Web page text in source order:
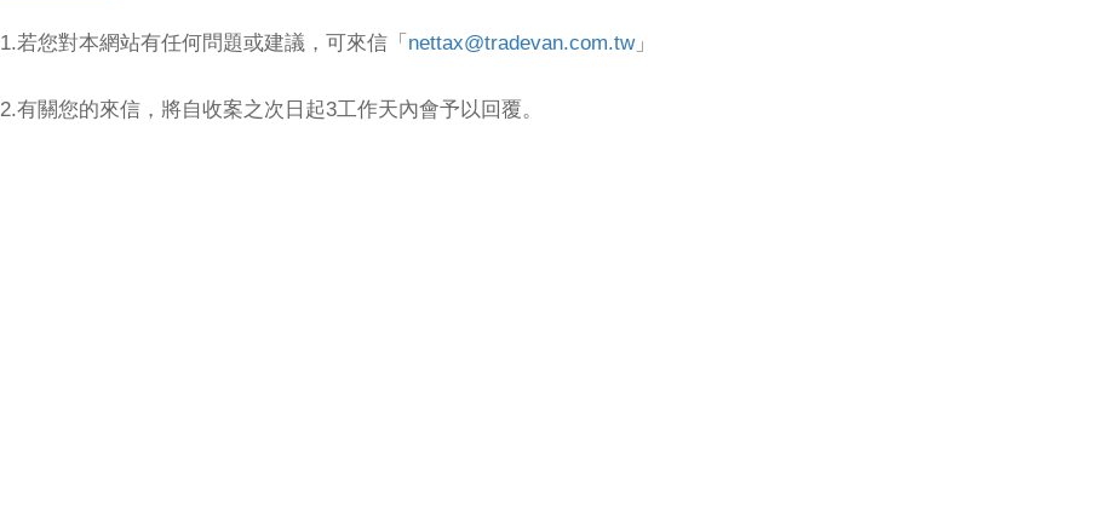
1.若您對本網站有任何問題或建議，可來信「 nettax@tradevan.com.tw」
2.有關您的來信，將自收案之次日起3工作天內會予以回覆。